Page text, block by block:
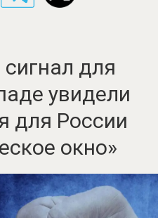
для
увидели
для России
окно»